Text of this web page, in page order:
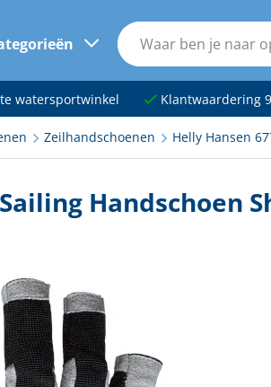
watersportwinkel Klantwaardering
Zeilhandschoenen Helly Hansen
Handschoen